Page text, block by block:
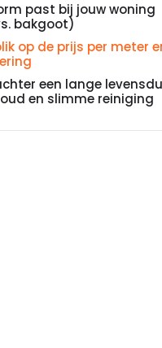
past bij jouw woning
bakgoot)
op de prijs per meter
een lange
en slimme reiniging